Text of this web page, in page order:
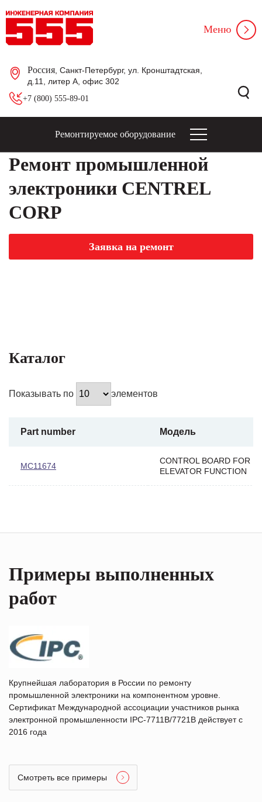
Россия , Санкт-Петербург, ул. Кронштадтская,
д.11, литер А, офис 302
+7 (800) 555-89-01
Меню
Ремонтируемое оборудование
Ремонт промышленной
электроники CENTREL
CORP
Заявка на ремонт
Каталог
Показывать по элементов
Part number Модель
MC11674
CONTROL BOARD FOR
ELEVATOR FUNCTION
Примеры выполненных
работ
Крупнейшая лаборатория в России по ремонту
промышленной электроники на компонентном уровне.
Сертификат Международной ассоциации участников рынка
электронной промышленности IPC-7711B/7721B действует с
2016 года
Смотреть все примеры